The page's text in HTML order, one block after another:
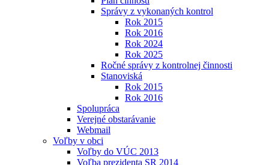
Správy z vykonaných kontrol
Rok 2015
Rok 2016
Rok 2024
Rok 2025
Ročné správy z kontrolnej činnosti
Stanoviská
Rok 2015
Rok 2016
Spolupráca
Verejné obstarávanie
Webmail
Voľby v obci
Voľby do VÚC 2013
Voľba prezidenta SR 2014